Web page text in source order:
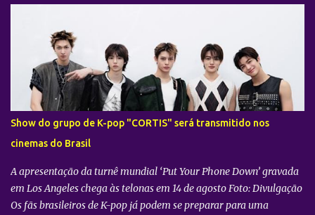
Show do grupo de K-pop "CORTIS" será transmitido nos
cinemas do Brasil
A apresentação da turnê mundial ‘Put Your Phone Down’ gravada
em Los Angeles chega às telonas em 14 de agosto Foto: Divulgação
Os fãs brasileiros de K-pop já podem se preparar para uma